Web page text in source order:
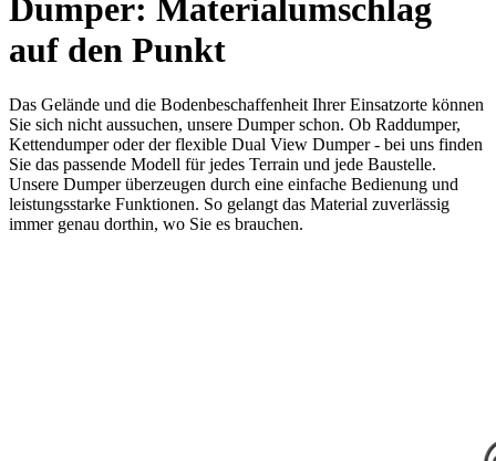
Dumper: Materialumschlag
auf den Punkt
Das Gelände und die Bodenbeschaffenheit Ihrer Einsatzorte können
Sie sich nicht aussuchen, unsere Dumper schon. Ob Raddumper,
Kettendumper oder der flexible Dual View Dumper - bei uns finden
Sie das passende Modell für jedes Terrain und jede Baustelle.
Unsere Dumper überzeugen durch eine einfache Bedienung und
leistungsstarke Funktionen. So gelangt das Material zuverlässig
immer genau dorthin, wo Sie es brauchen.